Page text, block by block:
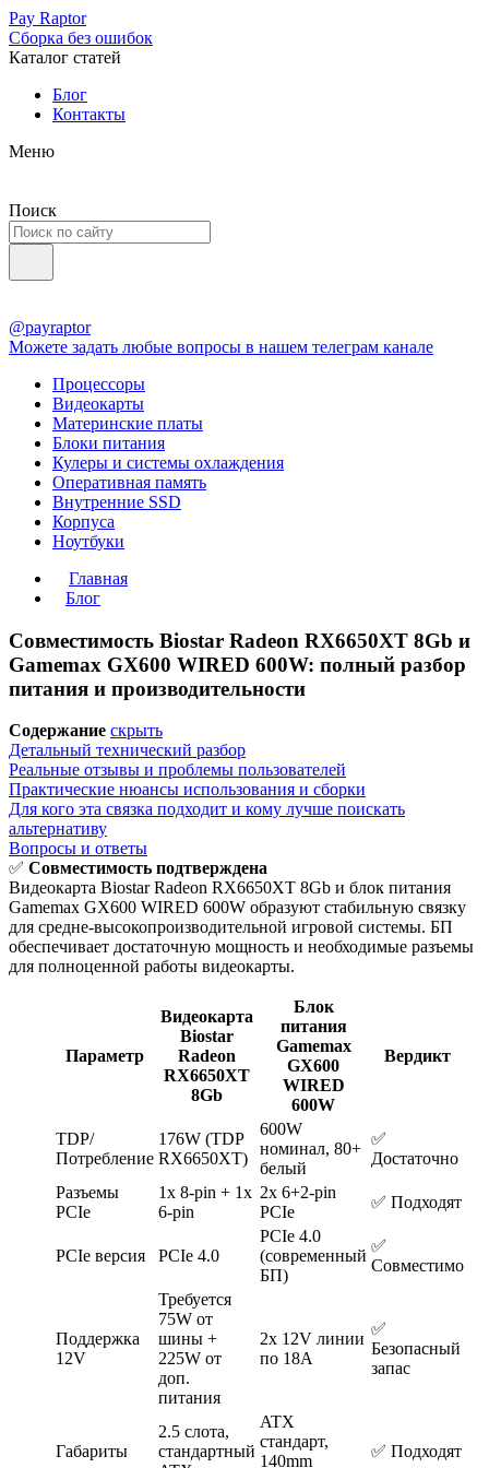
Pay Raptor
Сборка без ошибок
Каталог статей
Блог
Контакты
Меню
Поиск
@payraptor
Можете задать любые вопросы в нашем телеграм канале
Процессоры
Видеокарты
Материнские платы
Блоки питания
Кулеры и системы охлаждения
Оперативная память
Внутренние SSD
Корпуса
Ноутбуки
Главная
Блог
Совместимость Biostar Radeon RX6650XT 8Gb и
Gamemax GX600 WIRED 600W: полный разбор
питания и производительности
Содержание скрыть
Детальный технический разбор
Реальные отзывы и проблемы пользователей
Практические нюансы использования и сборки
Для кого эта связка подходит и кому лучше поискать
альтернативу
Вопросы и ответы
✅ Совместимость подтверждена
Видеокарта Biostar Radeon RX6650XT 8Gb и блок питания
Gamemax GX600 WIRED 600W образуют стабильную связку
для средне-высокопроизводительной игровой системы. БП
обеспечивает достаточную мощность и необходимые разъемы
для полноценной работы видеокарты.
Параметр
Видеокарта
Biostar
Radeon
RX6650XT
8Gb
Блок
питания
Gamemax
GX600
WIRED
600W
Вердикт
TDP/
Потребление
176W (TDP
RX6650XT)
600W
номинал, 80+
белый
✅
Достаточно
Разъемы
PCIe
1x 8-pin + 1x
6-pin
2x 6+2-pin
PCIe
✅ Подходят
PCIe версия PCIe 4.0
PCIe 4.0
(современный
БП)
✅
Совместимо
Поддержка
12V
Требуется
75W от
шины +
225W от
доп.
питания
2x 12V линии
по 18A
✅
Безопасный
запас
Габариты
2.5 слота,
стандартный
ATX
стандарт,
140mm
✅ Подходят